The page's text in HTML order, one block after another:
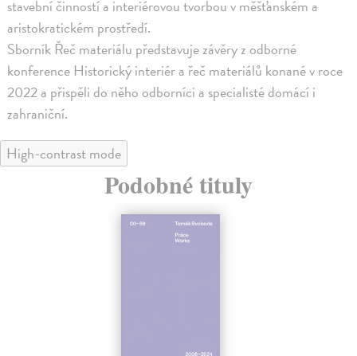
stavební činností a interiérovou tvorbou v měšťanském a
aristokratickém prostředí.
Sborník Řeč materiálu představuje závěry z odborné
konference Historický interiér a řeč materiálů konané v roce
2022 a přispěli do něho odborníci a specialisté domácí i
zahraniční.
High-contrast mode
Podobné tituly